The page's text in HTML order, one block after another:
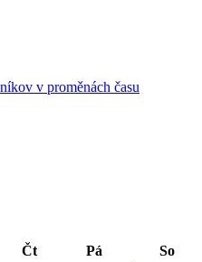
v proměnách času
Čt Pá So